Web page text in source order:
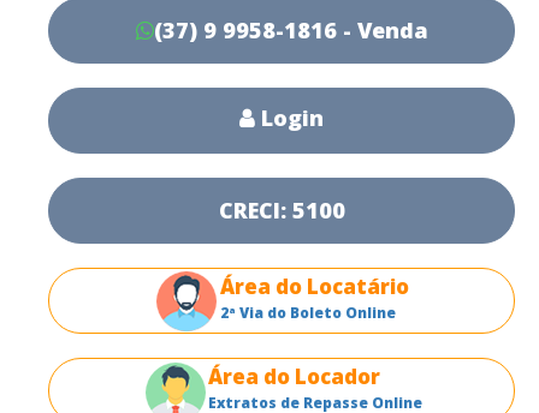
(37) 9 9958-1816 - Venda
Login
CRECI: 5100
Área do Locatário
2ª Via do Boleto Online
Área do Locador
Extratos de Repasse Online